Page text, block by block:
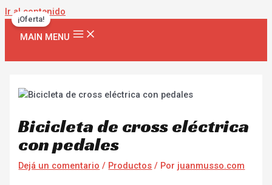
Ir al contenido
MAIN MENU
Bicicleta de cross eléctrica
con pedales
Dejá un comentario / Productos / Por juanmusso.com
¡Oferta!